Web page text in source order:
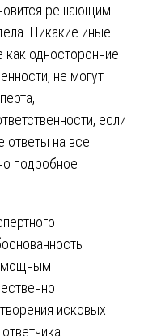
решающим
Никакие иные
как односторонние
не могут
если
на все
подробное
мощным
исковых